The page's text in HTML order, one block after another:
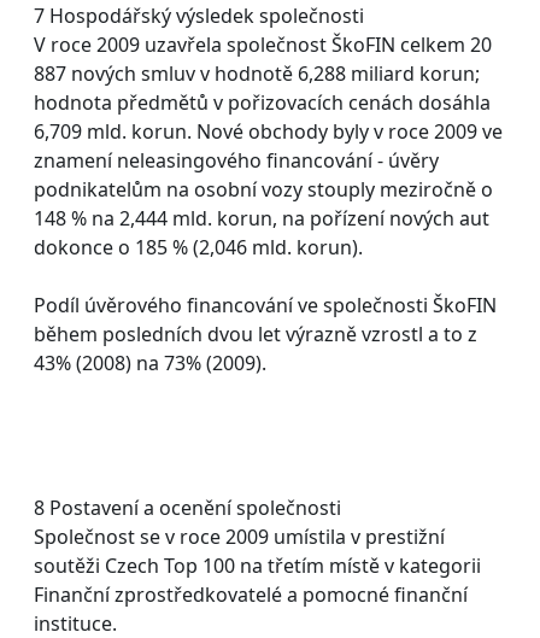
7 Hospodářský výsledek společnosti
V roce 2009 uzavřela společnost ŠkoFIN celkem 20
887 nových smluv v hodnotě 6,288 miliard korun;
hodnota předmětů v pořizovacích cenách dosáhla
6,709 mld. korun. Nové obchody byly v roce 2009 ve
znamení neleasingového financování - úvěry
podnikatelům na osobní vozy stouply meziročně o
148 % na 2,444 mld. korun, na pořízení nových aut
dokonce o 185 % (2,046 mld. korun).
Podíl úvěrového financování ve společnosti ŠkoFIN
během posledních dvou let výrazně vzrostl a to z
43% (2008) na 73% (2009).
8 Postavení a ocenění společnosti
Společnost se v roce 2009 umístila v prestižní
soutěži Czech Top 100 na třetím místě v kategorii
Finanční zprostředkovatelé a pomocné finanční
instituce.